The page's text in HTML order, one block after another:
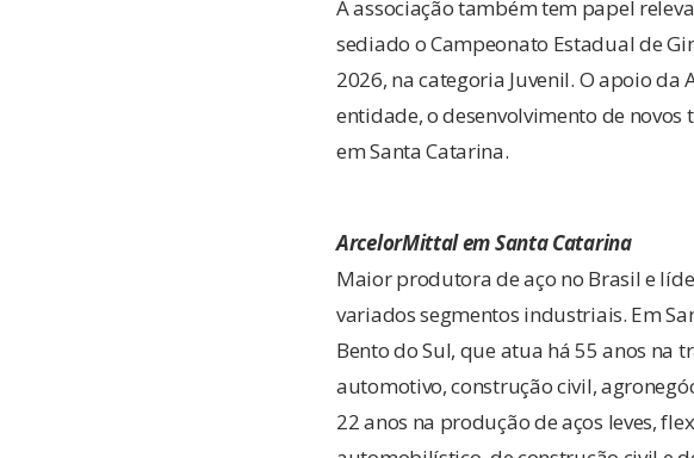
A associação também tem papel
sediado o Campeonato Estadual de
2026, na categoria Juvenil. O apoio
entidade, o desenvolvimento de
em Santa Catarina.
ArcelorMittal em Santa Catarina
Maior produtora de aço no Brasil e
variados segmentos industriais. Em
Bento do Sul, que atua há 55 anos na
automotivo, construção civil,
22 anos na produção de aços leves,